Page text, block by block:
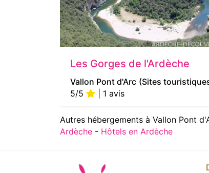
Les Gorges de l'Ardèche
Vallon Pont d'Arc (Sites
5/5
| 1 avis
Autres hébergements à Vallon Pont
Ardèche - Hôtels en Ardèche